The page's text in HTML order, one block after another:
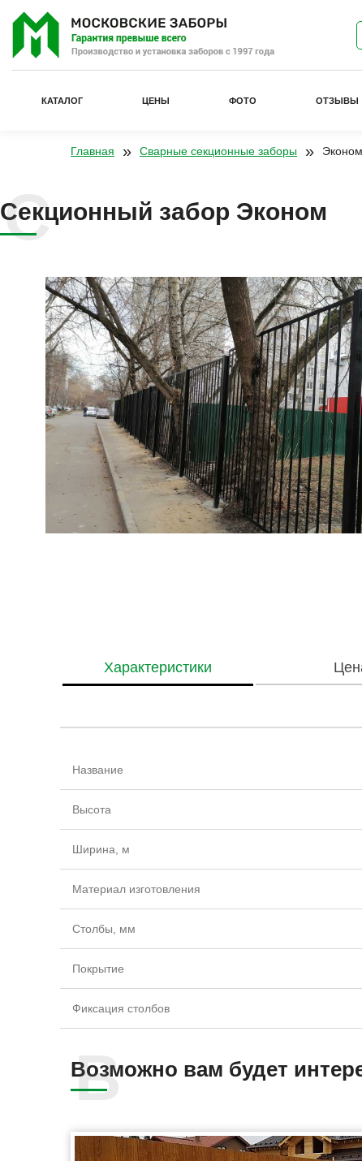
КАТАЛОГ ЦЕНЫ ФОТО ОТЗЫВЫ
Главная » Сварные секционные заборы » Эконом
Секционный забор Эконом
Характеристики
Название
Высота
Ширина, м
Материал изготовления
Столбы, мм
Покрытие
Фиксация столбов
Возможно вам будет